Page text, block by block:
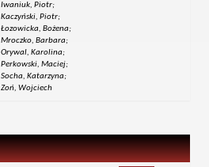
Iwaniuk, Piotr;
Kaczyński, Piotr;
Łozowicka, Bożena;
Mroczko, Barbara;
Orywal, Karolina;
Perkowski, Maciej;
Socha, Katarzyna;
Zoń, Wojciech